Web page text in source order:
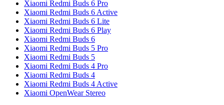
Xiaomi Redmi Buds 6 Pro
Xiaomi Redmi Buds 6 Active
Xiaomi Redmi Buds 6 Lite
Xiaomi Redmi Buds 6 Play
Xiaomi Redmi Buds 6
Xiaomi Redmi Buds 5 Pro
Xiaomi Redmi Buds 5
Xiaomi Redmi Buds 4 Pro
Xiaomi Redmi Buds 4
Xiaomi Redmi Buds 4 Active
Xiaomi OpenWear Stereo